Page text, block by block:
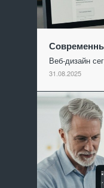
Веб-дизайн
31.08.2025